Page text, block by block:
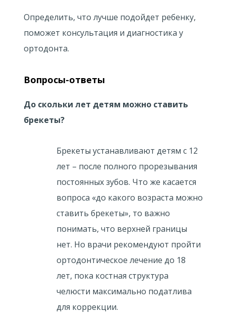
Определить, что лучше подойдет ребенку,
поможет консультация и диагностика у
ортодонта.
Вопросы-ответы
До скольки лет детям можно ставить
брекеты?
Брекеты устанавливают детям с 12
лет – после полного прорезывания
постоянных зубов. Что же касается
вопроса «до какого возраста можно
ставить брекеты», то важно
понимать, что верхней границы
нет. Но врачи рекомендуют пройти
ортодонтическое лечение до 18
лет, пока костная структура
челюсти максимально податлива
для коррекции.